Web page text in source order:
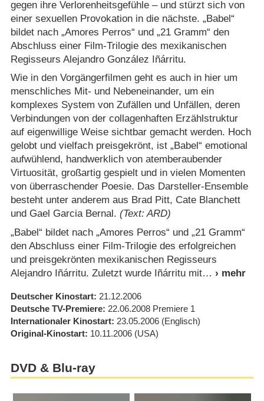
gegen ihre Verlorenheitsgefühle – und stürzt sich von
einer sexuellen Provokation in die nächste. „Babel“
bildet nach „Amores Perros“ und „21 Gramm“ den
Abschluss einer Film-Trilogie des mexikanischen
Regisseurs Alejandro González Iñárritu.
Wie in den Vorgängerfilmen geht es auch in hier um
menschliches Mit- und Nebeneinander, um ein
komplexes System von Zufällen und Unfällen, deren
Verbindungen von der collagenhaften Erzählstruktur
auf eigenwillige Weise sichtbar gemacht werden. Hoch
gelobt und vielfach preisgekrönt, ist „Babel“ emotional
aufwühlend, handwerklich von atemberaubender
Virtuosität, großartig gespielt und in vielen Momenten
von überraschender Poesie. Das Darsteller-Ensemble
besteht unter anderem aus Brad Pitt, Cate Blanchett
und Gael Garcia Bernal. (Text: ARD)
„Babel“ bildet nach „Amores Perros“ und „21 Gramm“
den Abschluss einer Film-Trilogie des erfolgreichen
und preisgekrönten mexikanischen Regisseurs
Alejandro Iñárritu. Zuletzt wurde Iñárritu mit
Deutscher Kinostart 21.12.2006
Deutsche TV-Premiere 22.06.2008 Premiere 1
Internationaler Kinostart 23.05.2006 (Englisch)
Original-Kinostart 10.11.2006 (USA)
DVD & Blu-ray